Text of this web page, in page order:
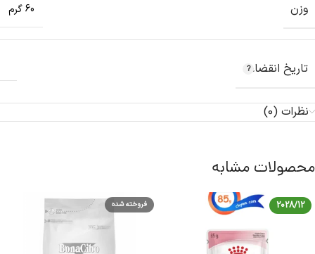
وزن 60 گرم
تاریخ انقضاء
نظرات (0)
محصولات مشابه
2028/12 فروخته شده